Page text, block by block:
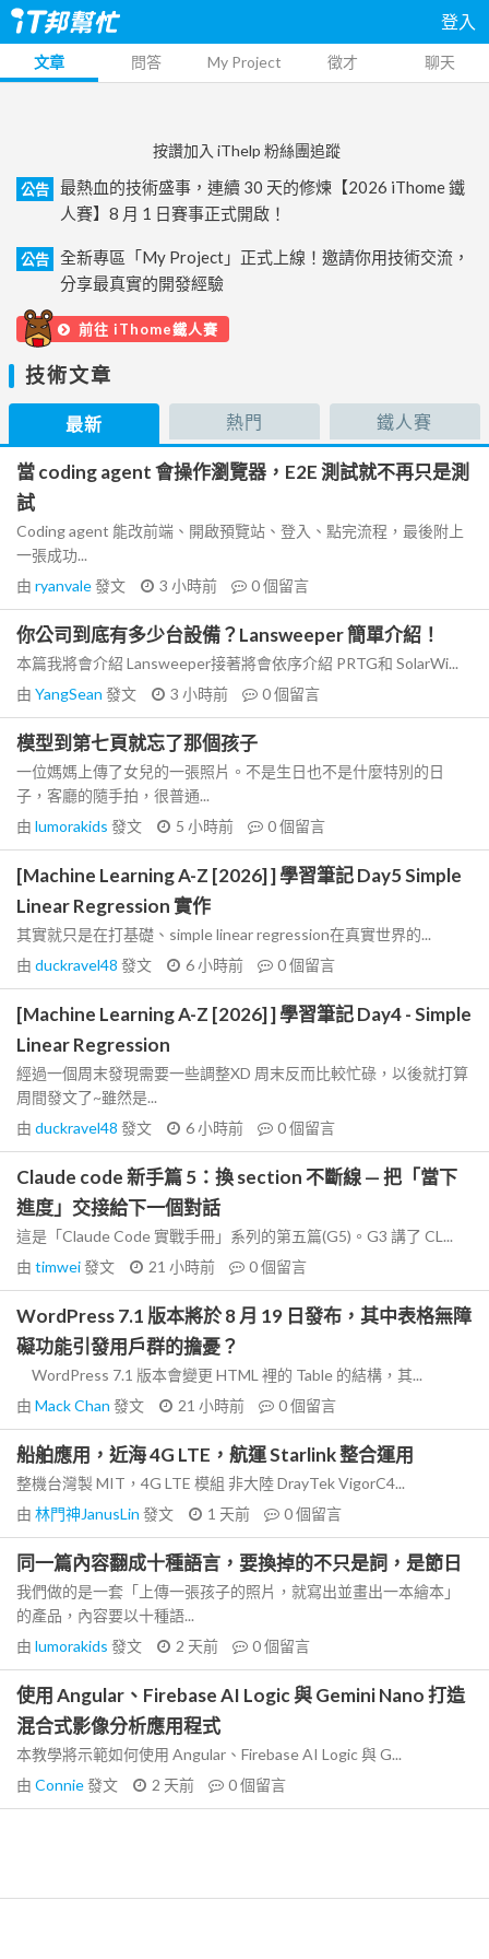
登入
文章 問答 My Project 徵才 聊天
按讚加入 iThelp 粉絲團追蹤
公告
最熱血的技術盛事，連續 30 天的修煉【2026 iThome 鐵
人賽】8 月 1 日賽事正式開啟！
公告
全新專區「My Project」正式上線！邀請你用技術交流，
分享最真實的開發經驗
前往 iThome鐵人賽
技術文章
最新 熱門 鐵人賽
當 coding agent 會操作瀏覽器，E2E 測試就不再只是測
試
Coding agent 能改前端、開啟預覽站、登入、點完流程，最後附上
一張成功...
由 ryanvale發文 3 小時前 0個留言
你公司到底有多少台設備？Lansweeper 簡單介紹！
本篇我將會介紹 Lansweeper接著將會依序介紹 PRTG和 SolarWi...
由 YangSean 發文 3 小時前 0個留言
模型到第七頁就忘了那個孩子
一位媽媽上傳了女兒的一張照片。不是生日也不是什麼特別的日
子，客廳的隨手拍，很普通...
由 lumorakids 發文 5 小時前 0個留言
[Machine Learning A-Z [2026] ] 學習筆記 Day5 Simple
Linear Regression 實作
其實就只是在打基礎、simple linear regression在真實世界的...
由 duckravel48 發文 6 小時前 0個留言
[Machine Learning A-Z [2026] ] 學習筆記 Day4 - Simple
Linear Regression
經過一個周末發現需要一些調整XD 周末反而比較忙碌，以後就打算
周間發文了~雖然是...
由 duckravel48 發文 6 小時前 0個留言
Claude code 新手篇 5：換 section 不斷線 — 把「當下
進度」交接給下一個對話
這是「Claude Code 實戰手冊」系列的第五篇(G5)。G3 講了 CL...
由 timwei發文 21 小時前 0個留言
WordPress 7.1 版本將於 8 月 19 日發布，其中表格無障
礙功能引發用戶群的擔憂？
WordPress 7.1 版本會變更 HTML 裡的 Table 的結構，其...
由 Mack Chan 發文 21 小時前 0個留言
船舶應用，近海 4G LTE，航運 Starlink 整合運用
整機台灣製 MIT，4G LTE 模組 非大陸 DrayTek VigorC4...
由 林門神JanusLin 發文 1 天前 0個留言
同一篇內容翻成十種語言，要換掉的不只是詞，是節日
我們做的是一套「上傳一張孩子的照片，就寫出並畫出一本繪本」
的產品，內容要以十種語...
由 lumorakids 發文 2 天前 0個留言
使用 Angular、Firebase AI Logic 與 Gemini Nano 打造
混合式影像分析應用程式
本教學將示範如何使用 Angular、Firebase AI Logic 與 G...
由 Connie發文 2 天前 0個留言